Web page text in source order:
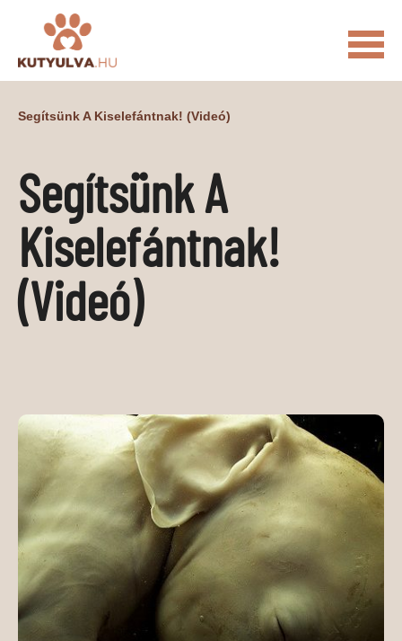
KUTYULVA – HÍREK
CUKI ÉLETKÉPEK NÖVÉNYEK
ÁLLATI
ÁLLATI ELEDELEK
MÉDIAAJÁNLAT
KAPCSOLAT
Segítsünk A Kiselefántnak! (videó)
Segítsünk A
Kiselefántnak!
(videó)